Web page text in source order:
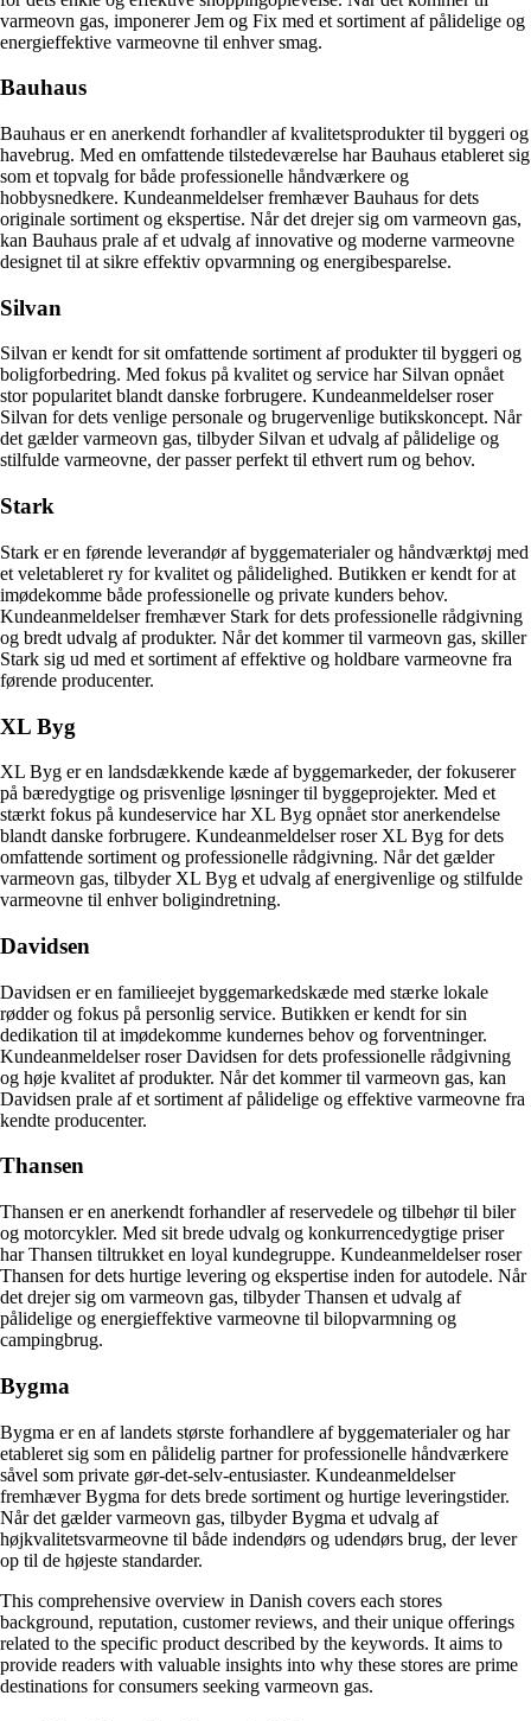
varmeovn gas, imponerer Jem og Fix med et sortiment af pålidelige og
energieffektive varmeovne til enhver smag.
Bauhaus
Bauhaus er en anerkendt forhandler af kvalitetsprodukter til byggeri og
havebrug. Med en omfattende tilstedeværelse har Bauhaus etableret sig
som et topvalg for både professionelle håndværkere og
hobbysnedkere. Kundeanmeldelser fremhæver Bauhaus for dets
originale sortiment og ekspertise. Når det drejer sig om varmeovn gas,
kan Bauhaus prale af et udvalg af innovative og moderne varmeovne
designet til at sikre effektiv opvarmning og energibesparelse.
Silvan
Silvan er kendt for sit omfattende sortiment af produkter til byggeri og
boligforbedring. Med fokus på kvalitet og service har Silvan opnået
stor popularitet blandt danske forbrugere. Kundeanmeldelser roser
Silvan for dets venlige personale og brugervenlige butikskoncept. Når
det gælder varmeovn gas, tilbyder Silvan et udvalg af pålidelige og
stilfulde varmeovne, der passer perfekt til ethvert rum og behov.
Stark
Stark er en førende leverandør af byggematerialer og håndværktøj med
et veletableret ry for kvalitet og pålidelighed. Butikken er kendt for at
imødekomme både professionelle og private kunders behov.
Kundeanmeldelser fremhæver Stark for dets professionelle rådgivning
og bredt udvalg af produkter. Når det kommer til varmeovn gas, skiller
Stark sig ud med et sortiment af effektive og holdbare varmeovne fra
førende producenter.
XL Byg
XL Byg er en landsdækkende kæde af byggemarkeder, der fokuserer
på bæredygtige og prisvenlige løsninger til byggeprojekter. Med et
stærkt fokus på kundeservice har XL Byg opnået stor anerkendelse
blandt danske forbrugere. Kundeanmeldelser roser XL Byg for dets
omfattende sortiment og professionelle rådgivning. Når det gælder
varmeovn gas, tilbyder XL Byg et udvalg af energivenlige og stilfulde
varmeovne til enhver boligindretning.
Davidsen
Davidsen er en familieejet byggemarkedskæde med stærke lokale
rødder og fokus på personlig service. Butikken er kendt for sin
dedikation til at imødekomme kundernes behov og forventninger.
Kundeanmeldelser roser Davidsen for dets professionelle rådgivning
og høje kvalitet af produkter. Når det kommer til varmeovn gas, kan
Davidsen prale af et sortiment af pålidelige og effektive varmeovne fra
kendte producenter.
Thansen
Thansen er en anerkendt forhandler af reservedele og tilbehør til biler
og motorcykler. Med sit brede udvalg og konkurrencedygtige priser
har Thansen tiltrukket en loyal kundegruppe. Kundeanmeldelser roser
Thansen for dets hurtige levering og ekspertise inden for autodele. Når
det drejer sig om varmeovn gas, tilbyder Thansen et udvalg af
pålidelige og energieffektive varmeovne til bilopvarmning og
campingbrug.
Bygma
Bygma er en af landets største forhandlere af byggematerialer og har
etableret sig som en pålidelig partner for professionelle håndværkere
såvel som private gør-det-selv-entusiaster. Kundeanmeldelser
fremhæver Bygma for dets brede sortiment og hurtige leveringstider.
Når det gælder varmeovn gas, tilbyder Bygma et udvalg af
højkvalitetsvarmeovne til både indendørs og udendørs brug, der lever
op til de højeste standarder.
This comprehensive overview in Danish covers each stores
background, reputation, customer reviews, and their unique offerings
related to the specific product described by the keywords. It aims to
provide readers with valuable insights into why these stores are prime
destinations for consumers seeking varmeovn gas.